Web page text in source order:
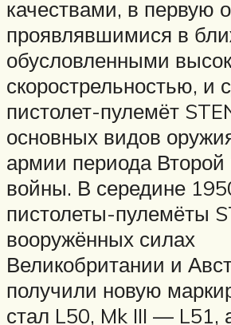
качествами, в первую
проявлявшимися в
обусловленными
скорострельностью, и
пистолет-пулемёт
основных видов
армии периода
войны. В середине
пистолеты-пулемёты
вооружённых силах
Великобритании и
получили новую
стал L50, Mk III —